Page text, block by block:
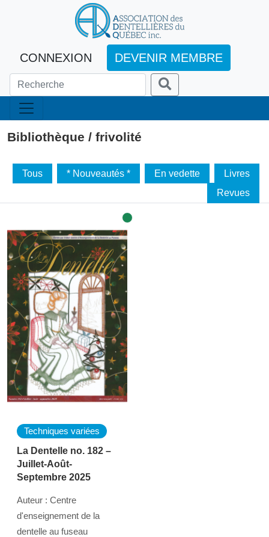
CONNEXION DEVENIR MEMBRE
Bibliothèque / frivolité
Tous * Nouveautés * En vedette
Livres
Revues
Techniques variées
La Dentelle no. 182 –
Juillet-Août-
Septembre 2025
Auteur : Centre
d'enseignement de la
dentelle au fuseau